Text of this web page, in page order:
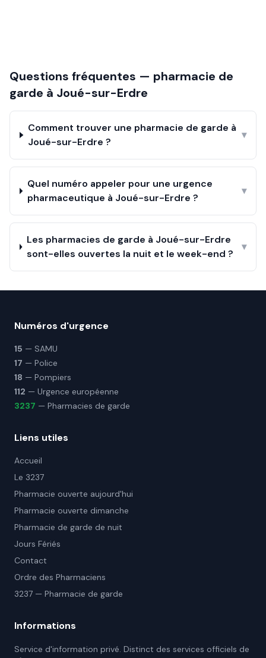
Questions fréquentes — pharmacie de
garde à Joué-sur-Erdre
Comment trouver une pharmacie de garde à
Joué-sur-Erdre ?
▾
Quel numéro appeler pour une urgence
pharmaceutique à Joué-sur-Erdre ?
▾
Les pharmacies de garde à Joué-sur-Erdre
sont-elles ouvertes la nuit et le week-end ?
▾
Numéros d'urgence
15 — SAMU
17 — Police
18 — Pompiers
112 — Urgence européenne
3237 — Pharmacies de garde
Liens utiles
Accueil
Le 3237
Pharmacie ouverte aujourd'hui
Pharmacie ouverte dimanche
Pharmacie de garde de nuit
Jours Fériés
Contact
Ordre des Pharmaciens
3237 — Pharmacie de garde
Informations
Service d'information privé. Distinct des services officiels de